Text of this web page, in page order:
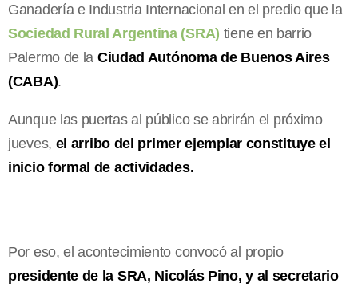
Ganadería e Industria Internacional en el predio que la
Sociedad Rural Argentina (SRA) tiene en barrio
Palermo de la Ciudad Autónoma de Buenos Aires
(CABA).
Aunque las puertas al público se abrirán el próximo
jueves, el arribo del primer ejemplar constituye el
inicio formal de actividades.
Por eso, el acontecimiento convocó al propio
presidente de la SRA, Nicolás Pino, y al secretario